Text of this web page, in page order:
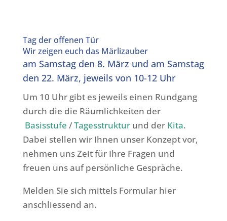
Tag der offenen Tür
Wir zeigen euch das Märlizauber
am Samstag den 8. März und am Samstag
den 22. März, jeweils von 10-12 Uhr
Um 10 Uhr gibt es jeweils einen Rundgang
durch die die Räumlichkeiten der
Basisstufe /Tagesstruktur und der Kita.
Dabei stellen wir Ihnen unser Konzept vor,
nehmen uns Zeit für Ihre Fragen und
freuen uns auf persönliche Gespräche.
Melden Sie sich mittels Formular hier
anschliessend an.